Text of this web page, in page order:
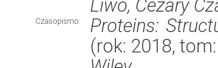
Liwo, Cezary
Czasopismo:
Proteins:
(rok: 2018,